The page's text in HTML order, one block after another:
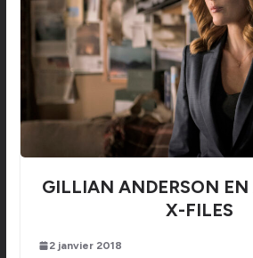
GILLIAN ANDERSON
X-FILES
2 janvier 2018